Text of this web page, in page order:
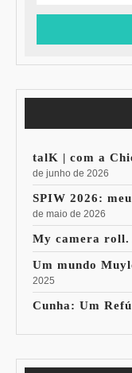
talK | com a
de junho de 2026
SPIW 2026:
de maio de 2026
My camera roll.
Um mundo
2025
Cunha: Um